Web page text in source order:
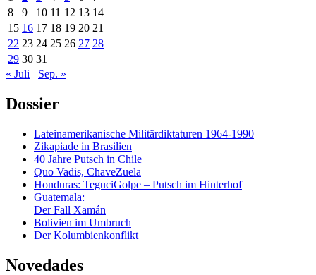
8
9 10 11 12 13 14
15 16 17 18 19 20 21
22 23 24 25 26 27 28
29 30 31
« Juli
Sep. »
Dossier
Lateinamerikanische Militärdiktaturen 1964-1990
Zikapiade in Brasilien
40 Jahre Putsch in Chile
Quo Vadis, ChaveZuela
Honduras: TeguciGolpe – Putsch im Hinterhof
Guatemala:
Der Fall Xamán
Bolivien im Umbruch
Der Kolumbienkonflikt
Novedades